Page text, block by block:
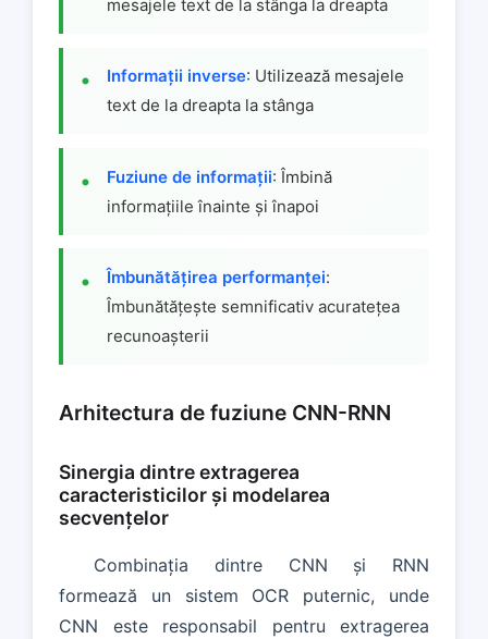
mesajele text de la stânga la dreapta
Informații inverse: Utilizează mesajele
text de la dreapta la stânga
Fuziune de informații: Îmbină
informațiile înainte și înapoi
Îmbunătățirea performanței:
Îmbunătățește semnificativ acuratețea
recunoașterii
Arhitectura de fuziune CNN-RNN
Sinergia dintre extragerea
caracteristicilor și modelarea
secvențelor
Combinația dintre CNN și RNN
formează un sistem OCR puternic, unde
CNN este responsabil pentru extragerea